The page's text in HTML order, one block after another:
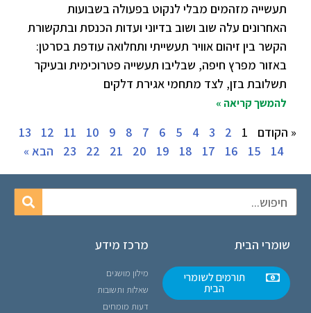
תעשייה מזהמים מבלי לנקוט בפעולה בשבועות
האחרונים עלה שוב ושוב בדיוני ועדות הכנסת ובתקשורת
הקשר בין זיהום אוויר תעשייתי ותחלואה עודפת בסרטן:
באזור מפרץ חיפה, שבליבו תעשייה פטרוכימית ובעיקר
תשלובת בזן, לצד מתחמי אגירת דלקים
להמשך קריאה »
« הקודם 1
2
3
4
5
6
7
8
9
10
11
12
13
14
15
16
17
18
19
20
21
22
23 הבא »
שומרי הבית
תורמים לשומרי
הבית
מרכז מידע
מילון מושגים
שאלות ותשובות
דעות מומחים